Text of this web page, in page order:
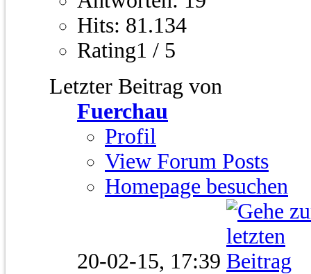
Hits: 81.134
Rating1 / 5
Letzter Beitrag von
Fuerchau
Profil
View Forum Posts
Homepage besuchen
20-02-15, 17:39